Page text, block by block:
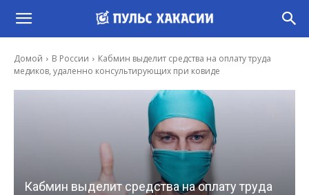
Домой В России
Кабмин выделит средства на оплату труда
медиков, удаленно консультирующих при ковиде
Кабмин выделит средства на оплату труда